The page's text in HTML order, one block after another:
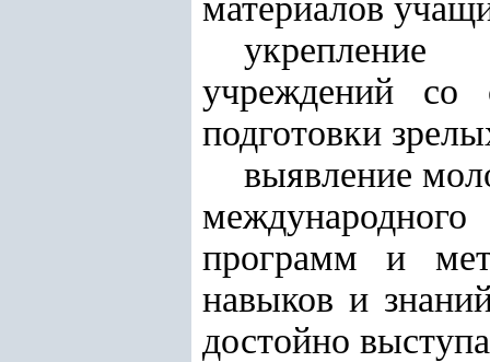
материалов
укрепление
учреждений со
подготовки
выявление
программ и
навыков и
достойно